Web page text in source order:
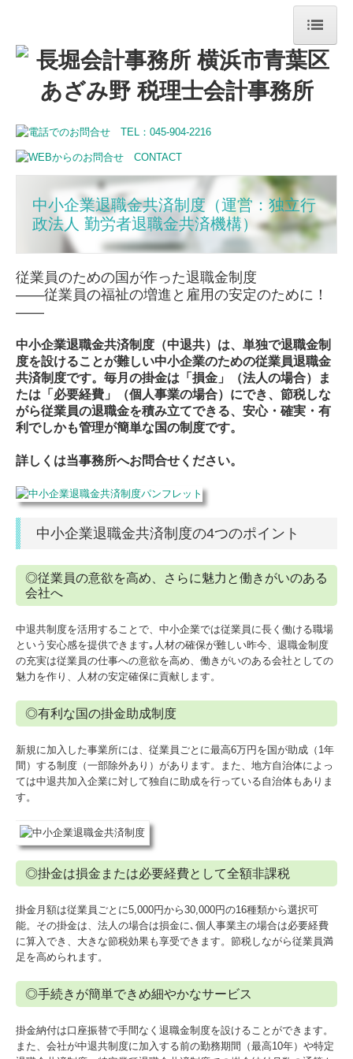
ホーム
事務所案内
業務案内
お問合せ
中小企業退職金共済制度（運営：独立行
政法人 勤労者退職金共済機構）
従業員のための国が作った退職金制度
――従業員の福祉の増進と雇用の安定のために！
――
中小企業退職金共済制度（中退共）は、単独で退職金制
度を設けることが難しい中小企業のための従業員退職金
共済制度です。毎月の掛金は「損金」（法人の場合）ま
たは「必要経費」（個人事業の場合）にでき、節税しな
がら従業員の退職金を積み立てできる、安心・確実・有
利でしかも管理が簡単な国の制度です。
詳しくは当事務所へお問合せください。
中小企業退職金共済制度の4つのポイント
◎従業員の意欲を高め、さらに魅力と働きがいのある
会社へ
中退共制度を活用することで、中小企業では従業員に長く働ける職場
という安心感を提供できます｡人材の確保が難しい昨今、退職金制度
の充実は従業員の仕事への意欲を高め、働きがいのある会社としての
魅力を作り、人材の安定確保に貢献します。
◎有利な国の掛金助成制度
新規に加入した事業所には、従業員ごとに最高6万円を国が助成（1年
間）する制度（一部除外あり）があります。また、地方自治体によっ
ては中退共加入企業に対して独自に助成を行っている自治体もありま
す。
◎掛金は損金または必要経費として全額非課税
掛金月額は従業員ごとに5,000円から30,000円の16種類から選択可
能。その掛金は、法人の場合は損金に､個人事業主の場合は必要経費
に算入でき、大きな節税効果も享受できます。節税しながら従業員満
足を高められます。
◎手続きが簡単できめ細やかなサービス
掛金納付は口座振替で手間なく退職金制度を設けることができます。
また、会社が中退共制度に加入する前の勤務期間（最高10年）や特定